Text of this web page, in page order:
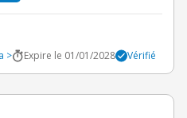
>
Expire le 01/01/2028 Vérifié